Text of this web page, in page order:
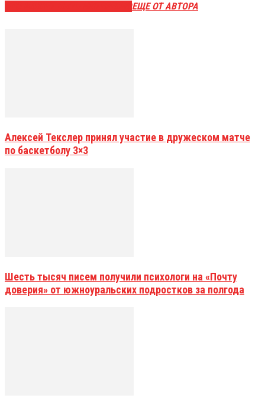
ЕЩЕ ОТ АВТОРА
Алексей Текслер принял участие в дружеском матче
по баскетболу 3×3
Шесть тысяч писем получили психологи на «Почту
доверия» от южноуральских подростков за полгода